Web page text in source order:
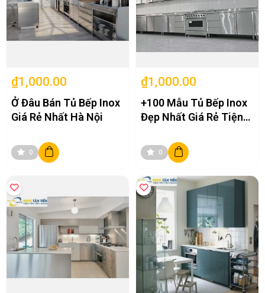
₫1,000.00
Ở Đâu Bán Tủ Bếp Inox
Giá Rẻ Nhất Hà Nội
0
₫1,000.00
+100 Mẫu Tủ Bếp Inox
Đẹp Nhất Giá Rẻ Tiện
0